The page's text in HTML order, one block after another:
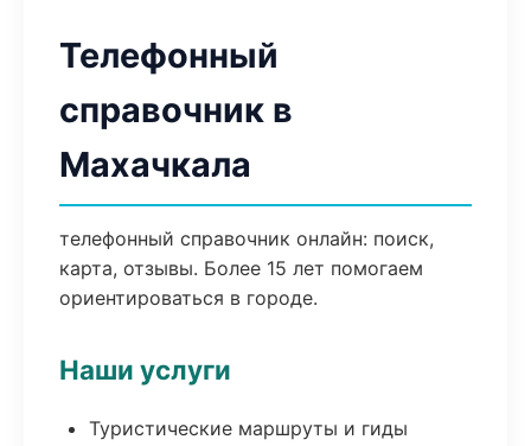
Телефонный
справочник в
Махачкала
телефонный справочник онлайн: поиск,
карта, отзывы. Более 15 лет помогаем
ориентироваться в городе.
Наши услуги
Туристические маршруты и гиды